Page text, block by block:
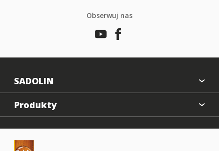
Obserwuj nas
SADOLIN
O nas
Kontakt
Mapa strony
Odwzorowanie kolorów
Produkty
Impregnat